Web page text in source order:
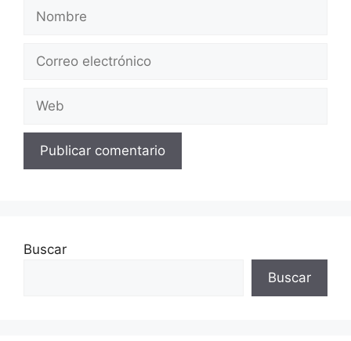
electrónico
Buscar
Buscar